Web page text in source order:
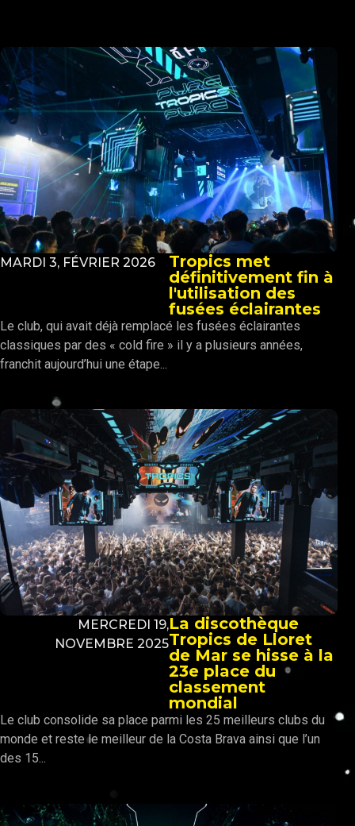
MARDI 3, FÉVRIER 2026
Tropics met
définitivement fin à
l'utilisation des
fusées éclairantes
Le club, qui avait déjà remplacé les fusées éclairantes
classiques par des « cold fire » il y a plusieurs années,
franchit aujourd’hui une étape...
MERCREDI 19,
NOVEMBRE 2025
La discothèque
Tropics de Lloret
de Mar se hisse à la
23e place du
classement
mondial
Le club consolide sa place parmi les 25 meilleurs clubs du
monde et reste le meilleur de la Costa Brava ainsi que l’un
des 15...